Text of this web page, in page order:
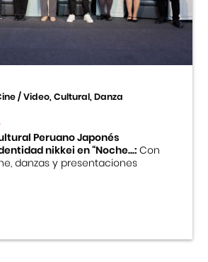
/ Video, Cultural, Danza
Peruano Japonés
nikkei en “Noche...:Con
danzas y presentaciones